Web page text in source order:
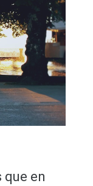
que en